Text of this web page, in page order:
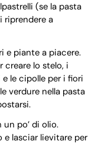
(se la pasta
riprendere a
e piante a piacere.
creare lo stelo, i
le cipolle per i fiori
verdure nella pasta
po’ di olio.
e lasciar lievitare per